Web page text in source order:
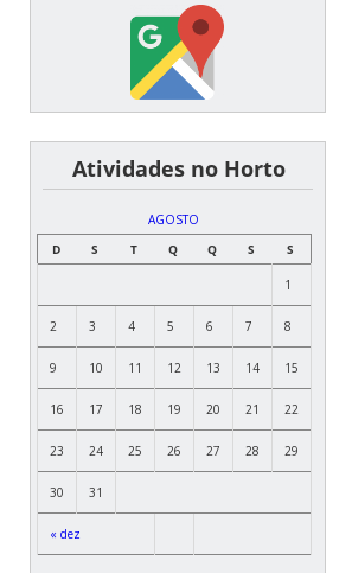
͏ ͏ ͏ ͏ ͏ ͏Atividades no Horto
AGOSTO
D
S T Q Q S S
« dez
1
2 3 4 5 6 7 8
9 10 11 12 13 14 15
16 17 18 19 20 21 22
23 24 25 26 27 28 29
30 31